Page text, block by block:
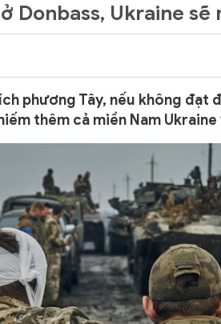
Donbass, Ukraine
phương Tây, nếu không đạt
thêm cả miền Nam Ukraine